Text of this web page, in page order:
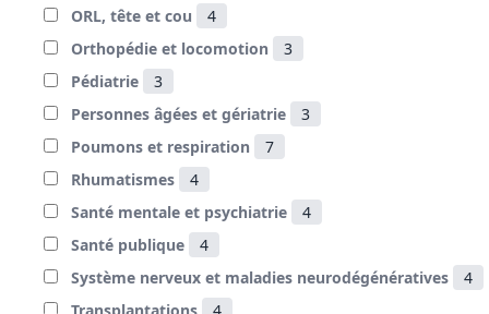
ORL, tête et cou
4
Orthopédie et locomotion
3
Pédiatrie
3
Personnes âgées et gériatrie
3
Poumons et respiration
7
Rhumatismes
4
Santé mentale et psychiatrie
4
Santé publique
4
Système nerveux et maladies neurodégénératives
4